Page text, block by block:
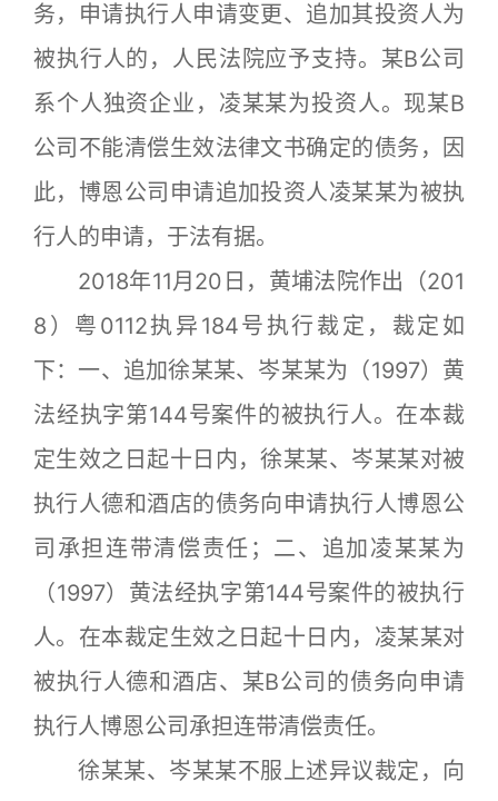
务，申请执行人申请变更、追加其投资人为
被执行人的，人民法院应予支持。某B公司
系个人独资企业，凌某某为投资人。现某B
公司不能清偿生效法律文书确定的债务，因
此，博恩公司申请追加投资人凌某某为被执
行人的申请，于法有据。
2018年11月20日，黄埔法院作出（201
8）粤0112执异184号执行裁定，裁定如
下：一、追加徐某某、岑某某为（1997）黄
法经执字第144号案件的被执行人。在本裁
定生效之日起十日内，徐某某、岑某某对被
执行人德和酒店的债务向申请执行人博恩公
司承担连带清偿责任；二、追加凌某某为
（1997）黄法经执字第144号案件的被执行
人。在本裁定生效之日起十日内，凌某某对
被执行人德和酒店、某B公司的债务向申请
执行人博恩公司承担连带清偿责任。
徐某某、岑某某不服上述异议裁定，向